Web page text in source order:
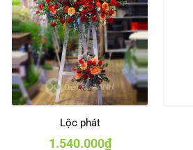
Lộc phát
1.540.000₫